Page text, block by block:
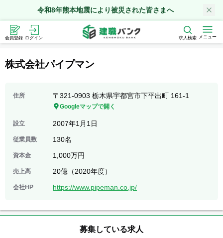
令和8年熊本地震により被災された皆さまへ
会員登録 ログイン 求人検索 メニュー
株式会社パイプマン
住所 〒321-0903 栃木県宇都宮市下平出町 161-1
Googleマップで開く
設立 2007年1月1日
従業員数 130名
資本金 1,000万円
売上高 20億（2020年度）
会社HP https://www.pipeman.co.jp/
募集している求人